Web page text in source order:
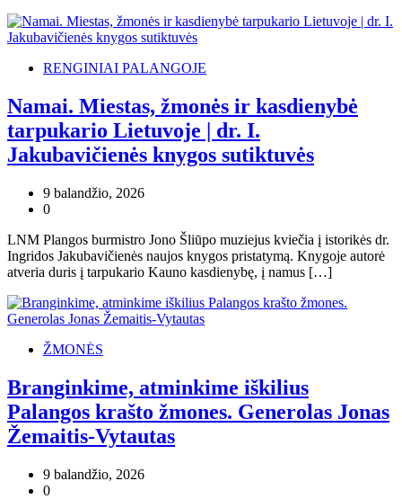
RENGINIAI PALANGOJE
Namai. Miestas, žmonės ir kasdienybė
tarpukario Lietuvoje | dr. I.
Jakubavičienės knygos sutiktuvės
9 balandžio, 2026
0
LNM Plangos burmistro Jono Šliūpo muziejus kviečia į istorikės dr.
Ingridos Jakubavičienės naujos knygos pristatymą. Knygoje autorė
atveria duris į tarpukario Kauno kasdienybę, į namus […]
ŽMONĖS
Branginkime, atminkime iškilius
Palangos krašto žmones. Generolas Jonas
Žemaitis-Vytautas
9 balandžio, 2026
0